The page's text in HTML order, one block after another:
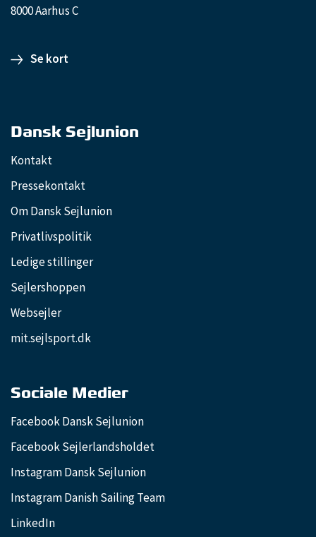
8000 Aarhus C
Se kort
Dansk Sejlunion
Kontakt
Pressekontakt
Om Dansk Sejlunion
Privatlivspolitik
Ledige stillinger
Sejlershoppen
Websejler
mit.sejlsport.dk
Sociale Medier
Facebook Dansk Sejlunion
Facebook Sejlerlandsholdet
Instagram Dansk Sejlunion
Instagram Danish Sailing Team
LinkedIn